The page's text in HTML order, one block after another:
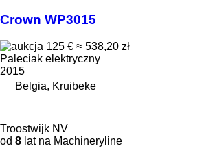
Crown WP3015
125 € ≈ 538,20 zł
Paleciak elektryczny
2015
Belgia, Kruibeke
Troostwijk NV
od 8 lat na Machineryline